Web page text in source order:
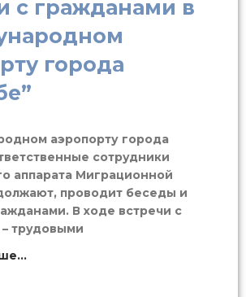
с гражданами в
города
аэропорту города
сотрудники
аппарата Миграционной
проводит беседы и
В ходе встречи с
трудовыми